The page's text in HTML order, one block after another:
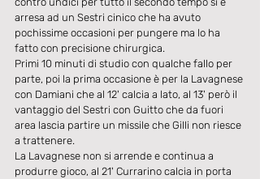
arresa ad un Sestri cinico che ha avuto
pochissime occasioni per pungere ma lo ha
fatto con precisione chirurgica.
Primi 10 minuti di studio con qualche fallo per
parte, poi la prima occasione è per la Lavagnese
con Damiani che al 12' calcia a lato, al 13' però il
vantaggio del Sestri con Guitto che da fuori
area lascia partire un missile che Gilli non riesce
a trattenere.
La Lavagnese non si arrende e continua a
produrre gioco, al 21' Currarino calcia in porta